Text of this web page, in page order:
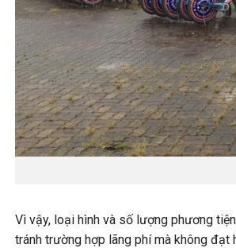
Vì vậy, loại hình và số lượng phương
tránh trường hợp lãng phí mà không đạt